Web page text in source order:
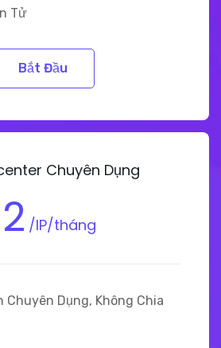
Tử
Bắt Đầu
Chuyên Dụng
2 /IP/tháng
Dụng, Không Chia